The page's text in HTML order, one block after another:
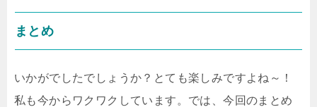
まとめ
いかがでしたでしょうか？とても楽しみですよね～！
私も今からワクワクしています。では、今回のまとめ